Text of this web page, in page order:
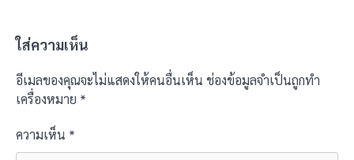
ใส่ความเห็น
อีเมลของคุณจะไม่แสดงให้คนอื่นเห็น ช่องข้อมูลจำเป็นถูกทำ
เครื่องหมาย *
ความเห็น *